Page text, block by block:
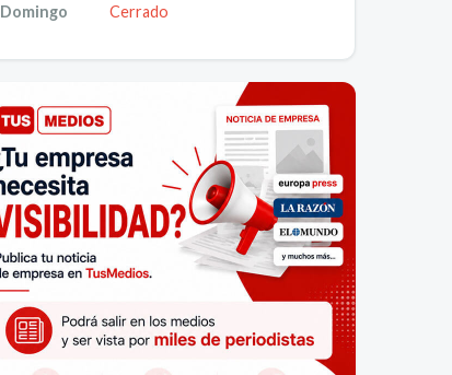
Domingo Cerrado